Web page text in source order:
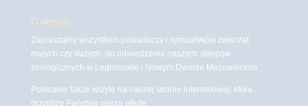
O witrynie
Zapraszamy wszystkich posiadaczy i sympatyków zwierząt
małych czy dużych, do odwiedzenia naszych sklepów
zoologicznych w Legionowie i Nowym Dworze Mazowieckim
Polecamy także wizytę na naszej stronie internetowej, która
przybliży Państwu naszą ofertę.